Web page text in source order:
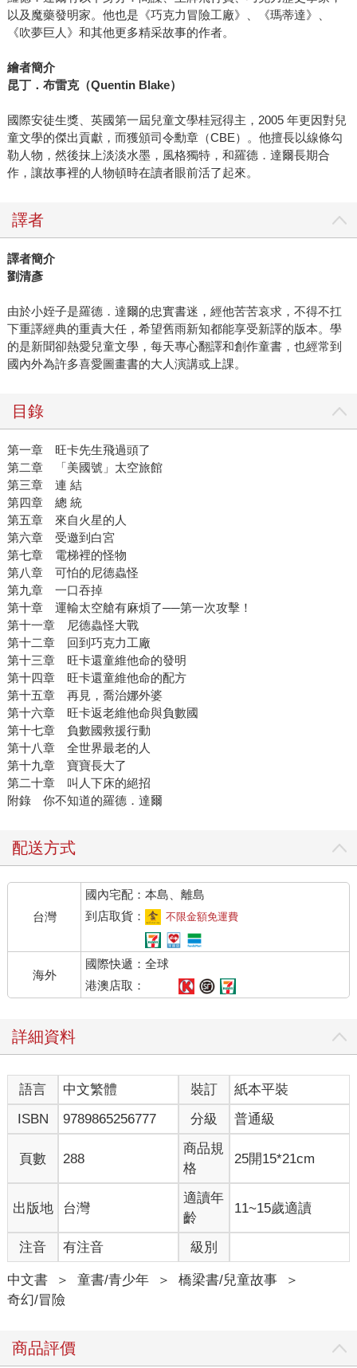
以及魔藥發明家。他也是《巧克力冒險工廠》、《瑪蒂達》、
《吹夢巨人》和其他更多精采故事的作者。
繪者簡介
昆丁．布雷克（Quentin Blake）
國際安徒生獎、英國第一屆兒童文學桂冠得主，2005 年更因對兒
童文學的傑出貢獻，而獲頒司令勳章（CBE）。他擅長以線條勾
勒人物，然後抹上淡淡水墨，風格獨特，和羅德．達爾長期合
作，讓故事裡的人物頓時在讀者眼前活了起來。
譯者
譯者簡介
劉清彥
由於小姪子是羅德．達爾的忠實書迷，經他苦苦哀求，不得不扛
下重譯經典的重責大任，希望舊雨新知都能享受新譯的版本。學
的是新聞卻熱愛兒童文學，每天專心翻譯和創作童書，也經常到
國內外為許多喜愛圖畫書的大人演講或上課。
目錄
第一章 旺卡先生飛過頭了
第二章 「美國號」太空旅館
第三章 連 結
第四章 總 統
第五章 來自火星的人
第六章 受邀到白宮
第七章 電梯裡的怪物
第八章 可怕的尼德蟲怪
第九章 一口吞掉
第十章 運輸太空艙有麻煩了──第一次攻擊！
第十一章 尼德蟲怪大戰
第十二章 回到巧克力工廠
第十三章 旺卡還童維他命的發明
第十四章 旺卡還童維他命的配方
第十五章 再見，喬治娜外婆
第十六章 旺卡返老維他命與負數國
第十七章 負數國救援行動
第十八章 全世界最老的人
第十九章 寶寶長大了
第二十章 叫人下床的絕招
附錄 你不知道的羅德．達爾
配送方式
台灣
國內宅配：本島、離島
到店取貨：
不限金額免運費
海外
國際快遞：全球
港澳店取：
詳細資料
語言 中文繁體 裝訂
紙本平裝
ISBN
9789865256777 分級 普通級
頁數 288
商品規
格
25開15*21cm
出版地 台灣
適讀年
齡
11~15歲適讀
注音 有注音 級別
中文書 ＞ 童書/青少年 ＞ 橋梁書/兒童故事
＞
奇幻/冒險
商品評價